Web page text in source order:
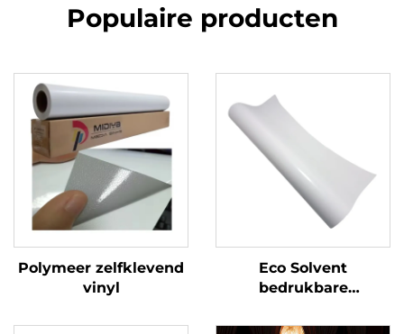
Populaire producten
Polymeer zelfklevend
vinyl
Eco Solvent
bedrukbare
bedrukking